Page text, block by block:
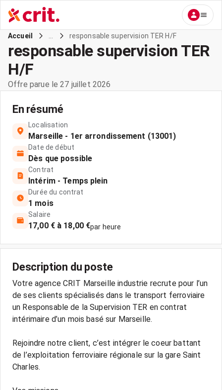
Accueil responsable supervision TER H/F
responsable supervision TER
H/F
Offre parue le 27 juillet 2026
En résumé
Localisation
Marseille - 1er arrondissement (13001)
Date de début
Dès que possible
Contrat
Intérim - Temps plein
Durée du contrat
1 mois
Salaire
17,00 € à 18,00 €par heure
Description du poste
Votre agence CRIT Marseille industrie recrute pour l’un
de ses clients spécialisés dans le transport ferroviaire
un Responsable de la Supervision TER en contrat
intérimaire d’un mois basé sur Marseille.
Rejoindre notre client, c’est intégrer le coeur battant
de l’exploitation ferroviaire régionale sur la gare Saint
Charles.